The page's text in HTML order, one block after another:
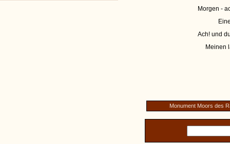
Morgen -
Ach! und
Meinen
Monument Moors des